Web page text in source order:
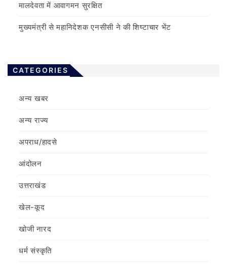
मालदेवता में आवागमन सुरक्षित
मुख्यमंत्री से महानिदेशक एनसीसी ने की शिष्टाचार भेंट
CATEGORIES
अन्य खबर
अन्य राज्य
अपराध/हादसे
आंदोलन
उत्तराखंड
खेल-कूद
खोजी नारद
धर्म संस्कृति